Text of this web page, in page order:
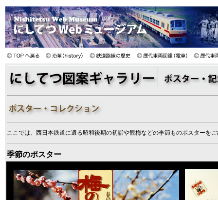
ここでは、西日本鉄道に遺る昭和後期の初詣や観梅などの季節ものポスターを
季節のポスター